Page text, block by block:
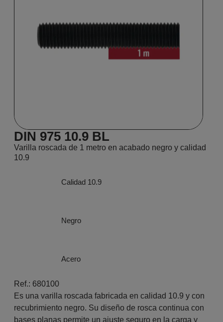
DIN 975 10.9 BL
Varilla roscada de 1 metro en acabado negro y calidad
10.9
Calidad 10.9
Negro
Acero
Ref.: 680100
Es una varilla roscada fabricada en calidad 10.9 y con
recubrimiento negro. Su diseño de rosca continua con
bases planas permite un ajuste seguro en la carga y